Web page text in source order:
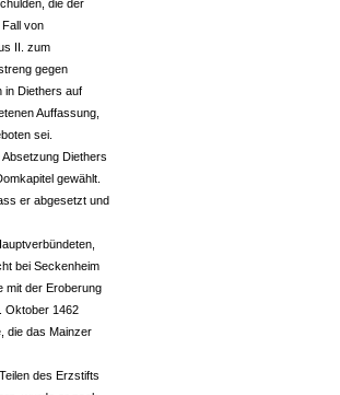
die der
von
II. zum
gegen
in Diethers auf
Auffassung,
sei.
Diethers
gewählt.
er abgesetzt und
bei Seckenheim
mit der Eroberung
Oktober 1462
die das Mainzer
des Erzstifts